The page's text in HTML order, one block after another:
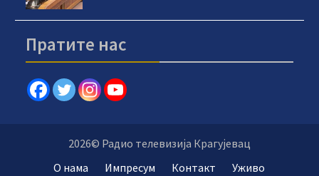
Пратите нас
2026© Радио телевизија Крагујевац
О нама
Импресум Контакт Уживо